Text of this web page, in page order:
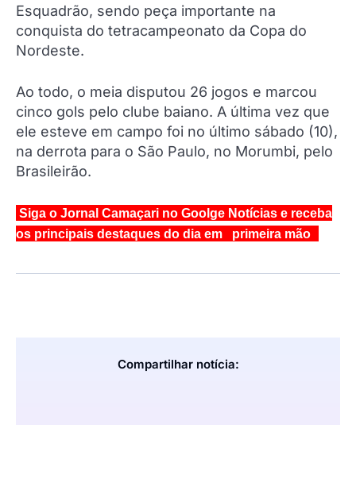
Esquadrão, sendo peça importante na
conquista do tetracampeonato da Copa do
Nordeste.
Ao todo, o meia disputou 26 jogos e marcou
cinco gols pelo clube baiano. A última vez que
ele esteve em campo foi no último sábado (10),
na derrota para o São Paulo, no Morumbi, pelo
Brasileirão.
Siga o Jornal Camaçari no Goolge Notícias e receba
os principais destaques do dia em primeira mão
Compartilhar notícia: